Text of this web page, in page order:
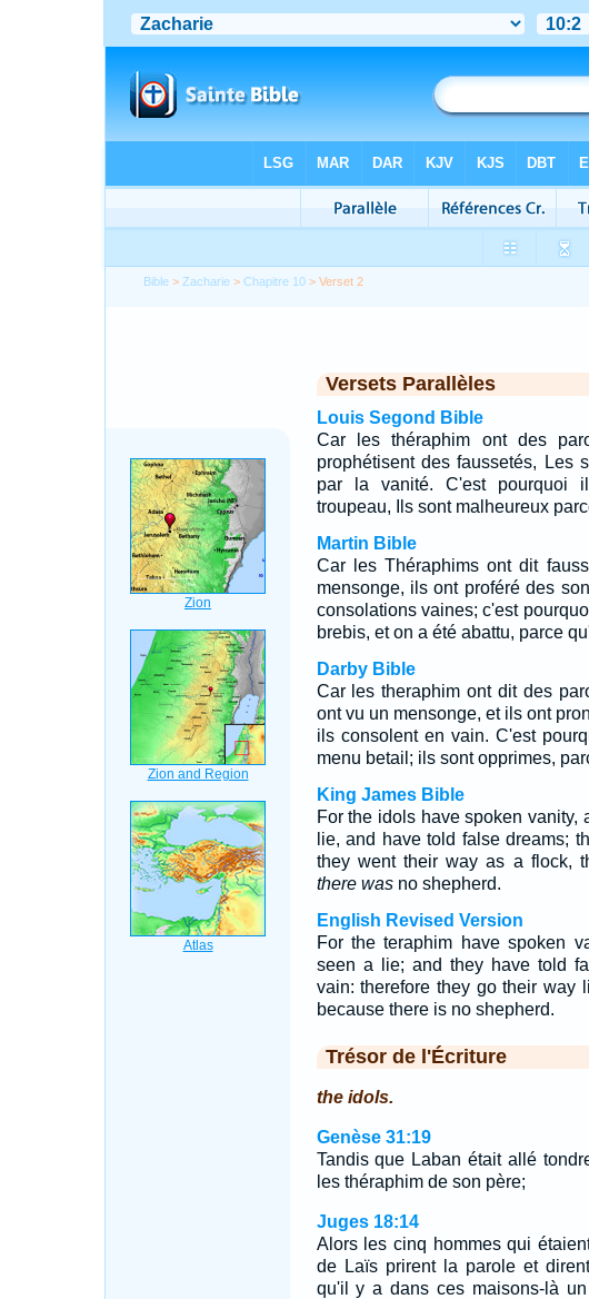
Bible > Zacharie >Chapitre 10 > Verset 2
Versets Parallèles
Louis Segond Bible
Car les théraphim ont des
prophétisent des faussetés, Les
par la vanité. C'est pourquoi
troupeau, Ils sont malheureux
Martin Bible
Car les Théraphims ont dit
mensonge, ils ont proféré des
consolations vaines; c'est
brebis, et on a été abattu, parce
Darby Bible
Car les theraphim ont dit des
ont vu un mensonge, et ils ont
ils consolent en vain. C'est
menu betail; ils sont opprimes,
King James Bible
For the idols have spoken vanity,
lie, and have told false dreams;
they went their way as a flock,
there wasno shepherd.
English Revised Version
For the teraphim have spoken
seen a lie; and they have told
vain: therefore they go their way
because there is no shepherd.
Trésor de l'Écriture
the idols.
Genèse 31:19
Tandis que Laban était allé
les théraphim de son père;
Juges 18:14
Alors les cinq hommes qui
de Laïs prirent la parole et
qu'il y a dans ces maisons-là